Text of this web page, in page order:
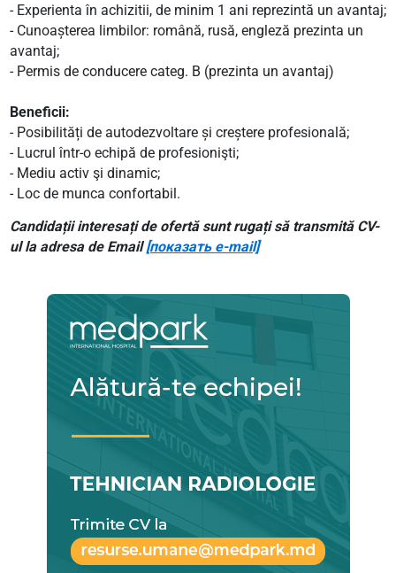
- Experienta în achizitii, de minim 1 ani reprezintă un avantaj;
- Cunoașterea limbilor: română, rusă, engleză prezinta un
avantaj;
- Permis de conducere categ. B (prezinta un avantaj)
Beneficii:
- Posibilități de autodezvoltare și creștere profesională;
- Lucrul într-o echipă de profesionişti;
- Mediu activ şi dinamic;
- Loc de munca confortabil.
Candidații interesați de ofertă sunt rugați să transmită CV-
ul la adresa de Email[показать e-mail]